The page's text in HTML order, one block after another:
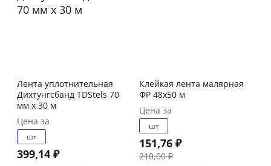
Лента уплотнительная
Дихтунгсбанд TDStels 70
мм х 30 м
Цена за
шт
399,14 ₽
Клейкая лента малярная
ФР 48х50 м
Цена за
шт
151,76 ₽
210,00 ₽